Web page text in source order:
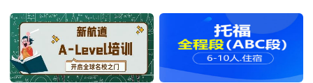
10
深圳福田区新航道雅思培训(福田莲花山
校区)
深圳福田区福中一路瑞思CC-times商场L3-01
11 广州番禺区新航道英雅思培训(番禺校区)
广州市番禺区南村镇汉溪大道东（延伸段）385号万达